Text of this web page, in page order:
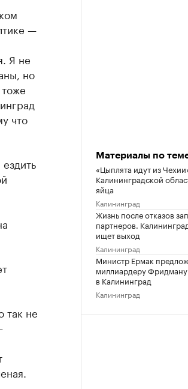
—
Я не
но
что
так не
Материалы по
«Цыплята идут из
Калининградской
яйца
Калининград
Жизнь после отказов
партнеров.
ищет выход
Калининград
Министр Ермак
миллиардеру Фридману
в Калининград
Калининград